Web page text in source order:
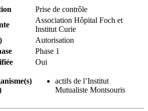
Prise de contrôle
Association Hôpital Foch et
Institut Curie
Autorisation
Phase 1
Oui
actifs de l’Institut
Mutualiste Montsouris